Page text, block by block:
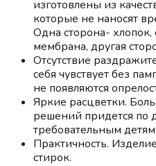
изготовлены из
которые не наносят
Одна сторона-
мембрана, другая
Отсутствие
себя чувствует без
не появляются
Яркие расцветки.
решений придется по
требовательным
Практичность.
стирок.